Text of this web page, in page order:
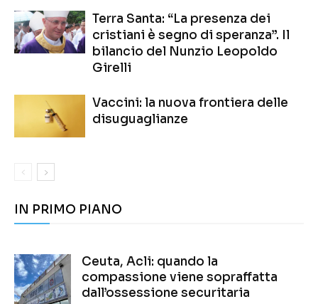
Terra Santa: “La presenza dei
cristiani è segno di speranza”. Il
bilancio del Nunzio Leopoldo
Girelli
Vaccini: la nuova frontiera delle
disuguaglianze
IN PRIMO PIANO
Ceuta, Acli: quando la
compassione viene sopraffatta
dall’ossessione securitaria